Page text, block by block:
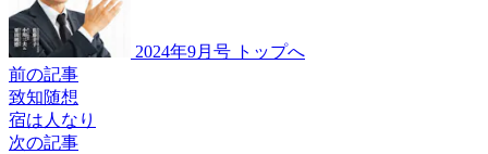
2024年9月号 トップへ
前の記事
致知随想
宿は人なり
次の記事